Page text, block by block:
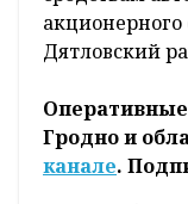
акционерного
Дятловский
Гродно и
канале.